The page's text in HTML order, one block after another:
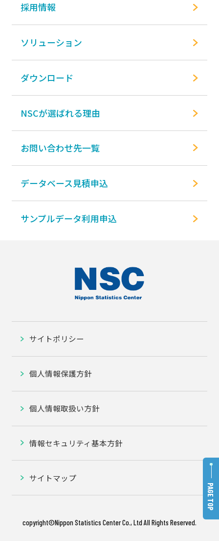
PAGE TOP
採用情報
ソリューション
ダウンロード
NSCが選ばれる理由
お問い合わせ先一覧
データベース見積申込
サンプルデータ利用申込
サイトポリシー
個人情報保護方針
個人情報取扱い方針
情報セキュリティ基本方針
サイトマップ
copyright©️Nippon Statistics Center Co., Ltd All Rights Reserved.